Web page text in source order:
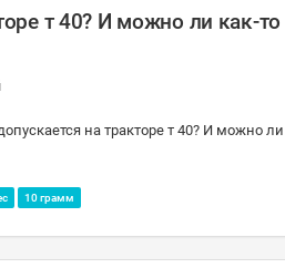
т 40? И можно ли как-
на тракторе т 40? И можно
10 грамм